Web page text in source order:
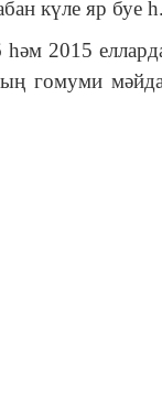
күле яр буе
һәм 2015
гомуми